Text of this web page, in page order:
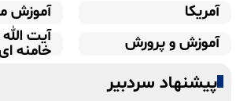
آمریکا
آموزش
آموزش و پرورش
آیت
خامنه
پیشنهاد سردبیر